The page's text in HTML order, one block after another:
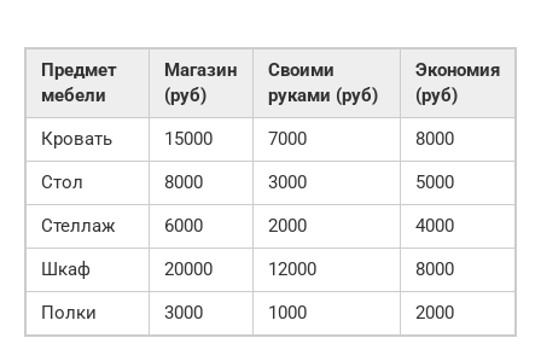
Предмет
мебели
Магазин
(руб)
Своими
руками (руб)
Экономия
(руб)
Кровать
15000 7000
8000
Стол
8000 3000
5000
Стеллаж
6000 2000
4000
Шкаф
20000 12000
8000
Полки
3000 1000 2000